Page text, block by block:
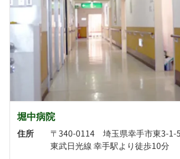
堀中病院
住所
〒340-0114 埼玉県幸手市東3-1-5
東武日光線 幸手駅より徒歩10分